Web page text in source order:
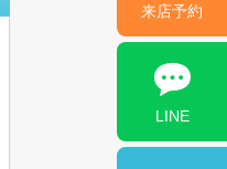
来店予約
LINE